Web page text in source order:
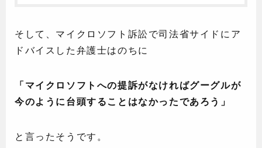
そして、マイクロソフト訴訟で司法省サイドにア
ドバイスした弁護士はのちに
「マイクロソフトへの提訴がなければグーグルが
今のように台頭することはなかったであろう」
と言ったそうです。